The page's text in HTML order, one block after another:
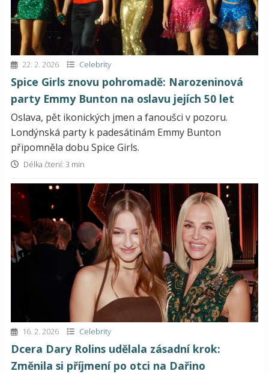
22. 2. 2026 Celebrity
Spice Girls znovu pohromadě: Narozeninová
party Emmy Bunton na oslavu jejích 50 let
Oslava, pět ikonických jmen a fanoušci v pozoru.
Londýnská party k padesátinám Emmy Bunton
připomněla dobu Spice Girls.
Délka čtení: 3 min
16. 2. 2026 Celebrity
Dcera Dary Rolins udělala zásadní krok:
Změnila si příjmení po otci na Dařino